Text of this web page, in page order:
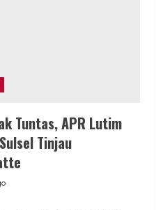
Tuntas, APR Lutim
Tinjau